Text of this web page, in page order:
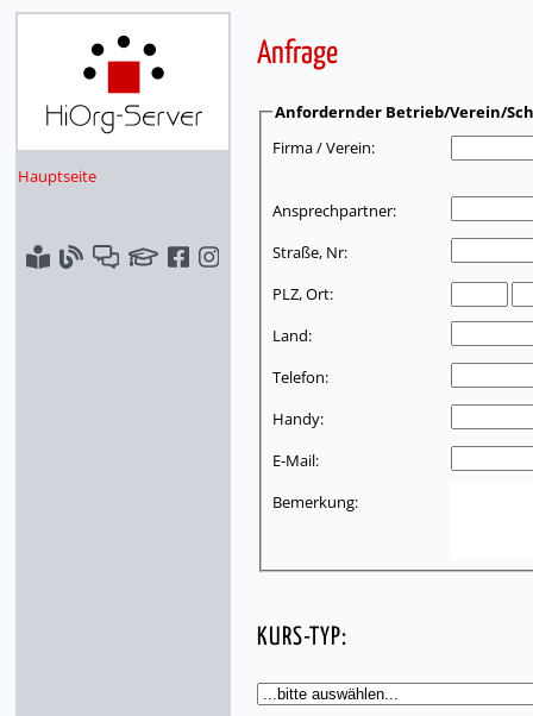
Hauptseite
Anfrage
Anfordernder Betrieb/Verein/
Firma / Verein:
Ansprechpartner:
Straße, Nr:
PLZ, Ort:
Land:
Telefon:
Handy:
E-Mail:
Bemerkung:
KURS-TYP: